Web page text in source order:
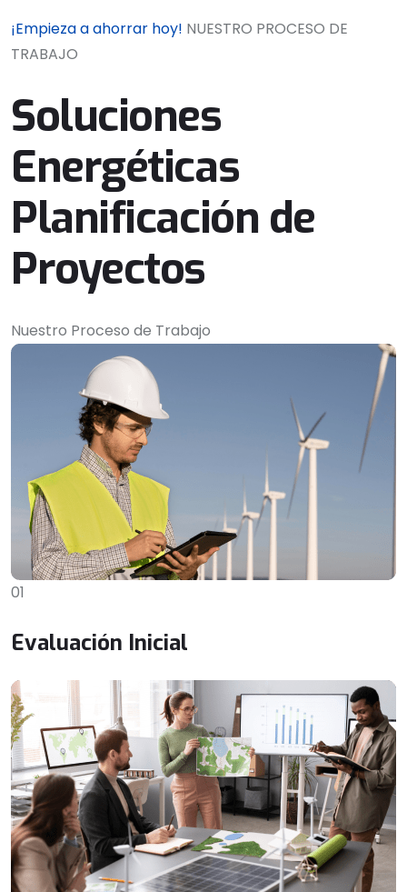
¡Empieza a ahorrar hoy! NUESTRO PROCESO DE
TRABAJO
Soluciones
Energéticas
Planificación de
Proyectos
Nuestro Proceso de Trabajo
01
Evaluación Inicial